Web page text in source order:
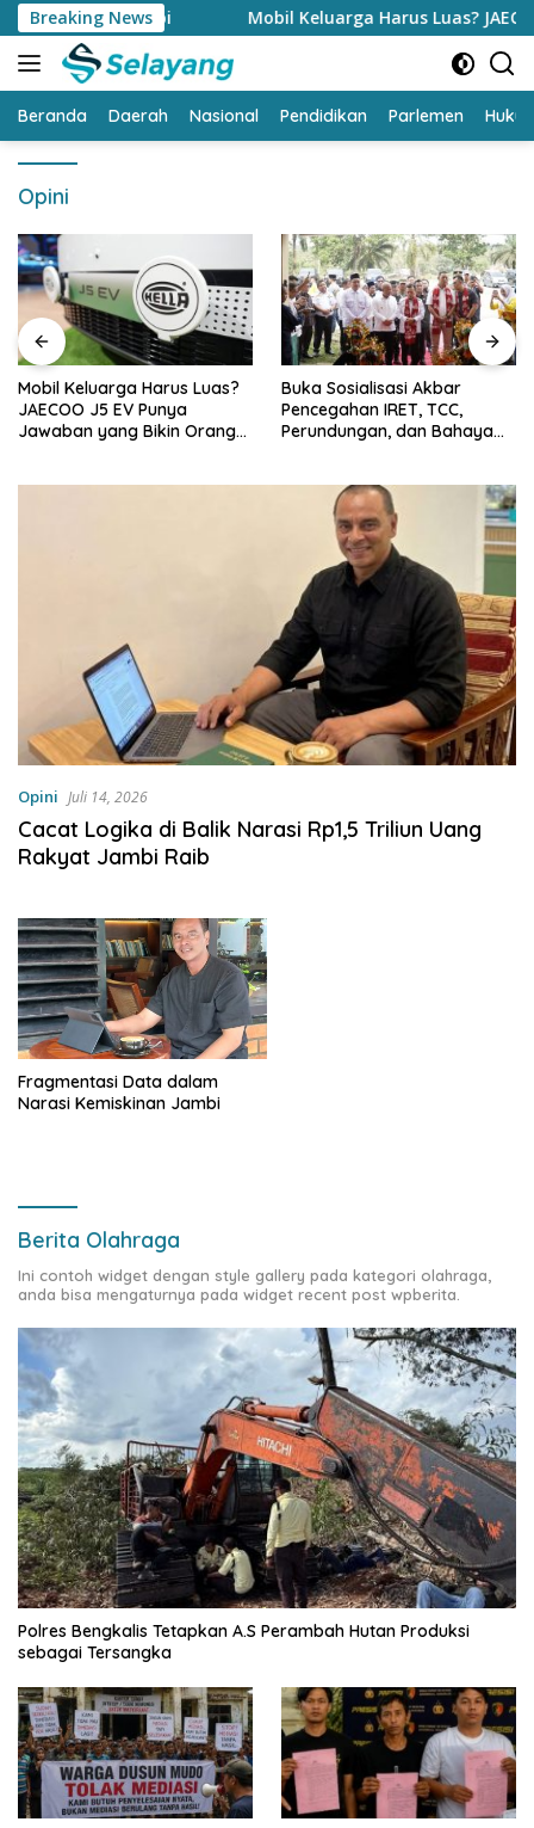
Langsung
ke
konten
Breaking News
Jambi Mobil Keluarga Harus Luas? JAECOO J5
Beranda Daerah Nasional Pendidikan Parlemen
Opini
Mobil Keluarga Harus Luas?
JAECOO J5 EV Punya
Jawaban yang Bikin Orang
Buka Sosialisasi Akbar
Pencegahan IRET, TCC,
Perundungan, dan Bahaya
bisa jaga diri, 60% masa
depan sudah ada di tangan”
Opini Juli 14, 2026
Cacat Logika di Balik Narasi Rp1,5 Triliun Uang
Rakyat Jambi Raib
Fragmentasi Data dalam
Narasi Kemiskinan Jambi
Berita Olahraga
Ini contoh widget dengan style gallery pada kategori olahraga,
anda bisa mengaturnya pada widget recent post wpberita.
Polres Bengkalis Tetapkan A.S Perambah Hutan Produksi
sebagai Tersangka